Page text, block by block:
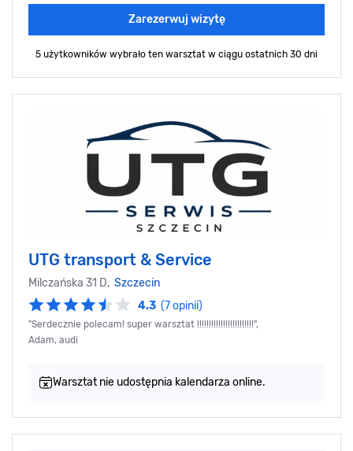
Zarezerwuj wizytę
5 użytkowników wybrało ten warsztat w ciągu ostatnich 30 dni
UTG transport & Service
Milczańska 31 D, Szczecin
4.3 (7 opinii)
"Serdecznie polecam! super warsztat !!!!!!!!!!!!!!!!!!!!!!!!",
Adam, audi
Warsztat nie udostępnia kalendarza online.